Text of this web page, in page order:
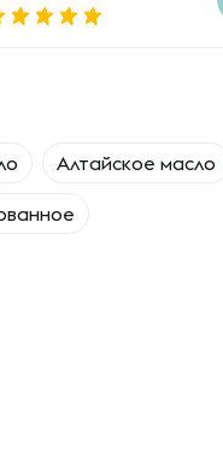
Алтайское масло